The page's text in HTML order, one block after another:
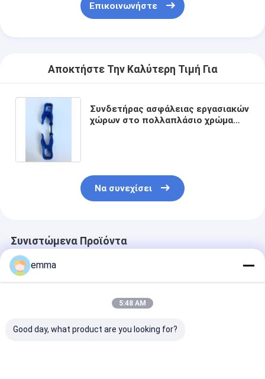
Επικοινωνήστε
Αποκτήστε Την Καλύτερη Τιμή Για
Συνδετήρας ασφάλειας εργασιακών
χώρων στο πολλαπλάσιο χρώμα
Να συνεχίσει
Συνιστώμενα Προϊόντα
emma
5:48 AM
Good day, what product are you looking for?